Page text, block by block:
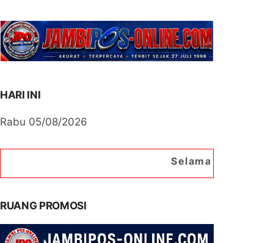
HARI INI
Rabu 05/08/2026
Selamat Datang di Portal
RUANG PROMOSI